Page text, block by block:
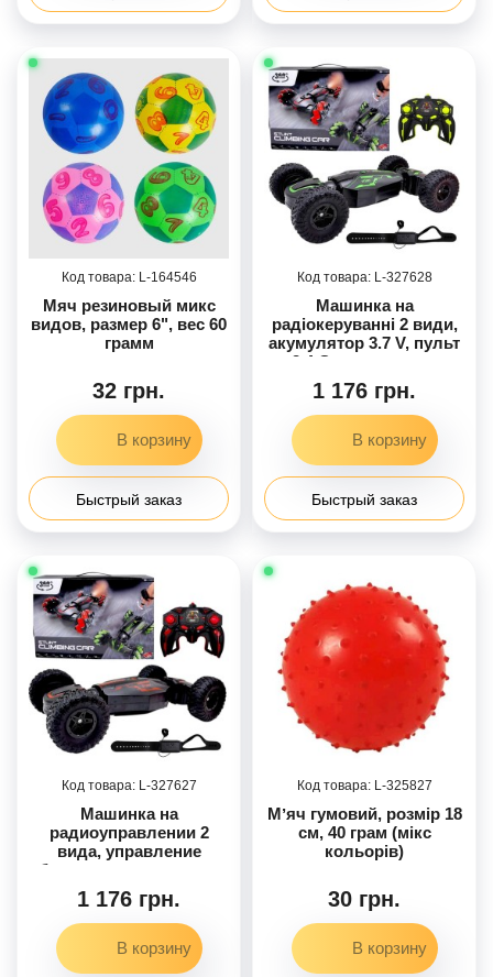
164546
Мяч резиновый микс
видов, размер 6", вес 60
грамм
32 грн.
Быстрый заказ
327628
Машинка на
радіокеруванні 2 види,
акумулятор 3.7 V, пульт
2.4 G, керування з
браслета, зміна
положення корпусу,
гумові колеса, в коробці
(ЗЕЛЕНА)
1 176 грн.
Быстрый заказ
327627
Машинка на
радиоуправлении 2
вида, управление
браслетом, изменение
положения корпуса,
резиновые колеса)
(КРАСНАЯ)
1 176 грн.
325827
Мʼяч гумовий, розмір 18
см, 40 грам (мікс
кольорів)
30 грн.